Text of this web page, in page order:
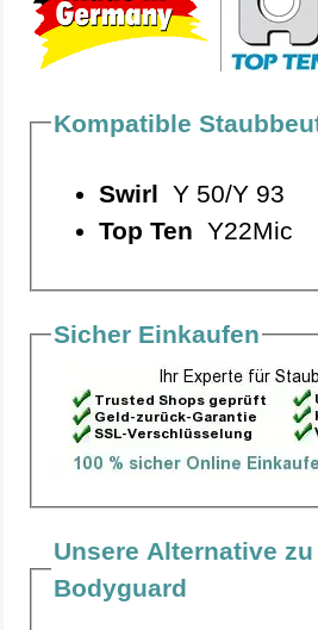
Kompatible
Swirl Y 50/Y 93
Top Ten Y22Mic
Sicher Einkaufen
Unsere Alternative
Bodyguard